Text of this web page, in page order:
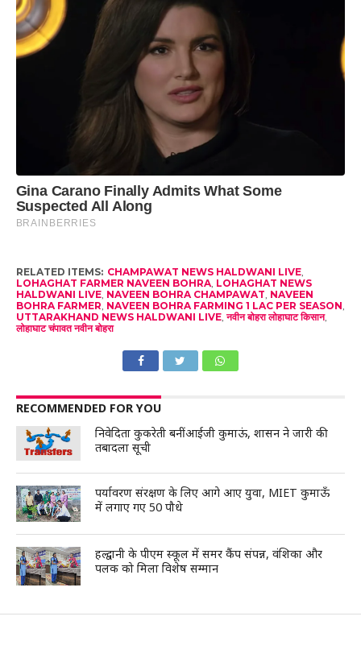
RELATED ITEMS: CHAMPAWAT NEWS HALDWANI LIVE,
LOHAGHAT FARMER NAVEEN BOHRA, LOHAGHAT NEWS
HALDWANI LIVE, NAVEEN BOHRA CHAMPAWAT NAVEEN
BOHRA FARMER NAVEEN BOHRA FARMING 1 LAC PER SEASON
UTTARAKHAND NEWS HALDWANI LIVE,नवीन बोहरा लोहाघाट किसान,
लोहाघाट चंपावत नवीन बोहरा
RECOMMENDED FOR YOU
निवेदिता कुकरेती बनीं आईजी कुमाऊं, शासन ने जारी की
तबादला सूची
पर्यावरण संरक्षण के लिए आगे आए युवा, MIET कुमाऊँ
में लगाए गए 50 पौधे
हल्द्वानी के पीएम स्कूल में समर कैंप संपन्न, वंशिका और
पलक को मिला विशेष सम्मान